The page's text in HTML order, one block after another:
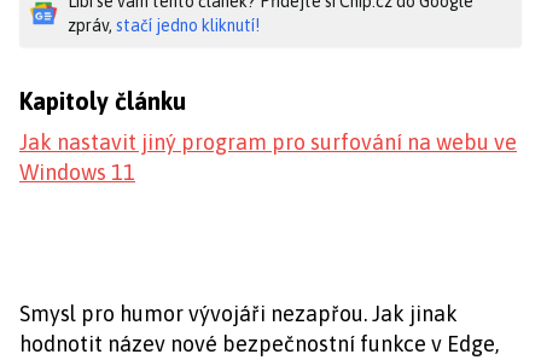
zpráv, stačí jedno kliknutí!
Kapitoly článku
Jak nastavit jiný program pro surfování na webu ve
Windows 11
Smysl pro humor vývojáři nezapřou. Jak jinak
hodnotit název nové bezpečnostní funkce v Edge,